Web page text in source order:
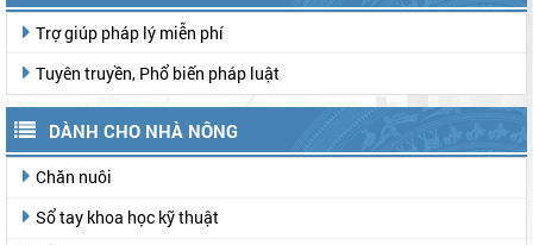
Trợ giúp pháp lý miễn phí
Tuyên truyền, Phổ biến pháp luật
DÀNH CHO NHÀ NÔNG
Chăn nuôi
Sổ tay khoa học kỹ thuật